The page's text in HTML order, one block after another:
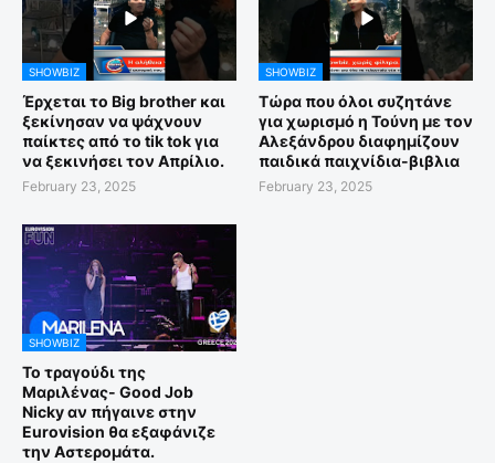
SHOWBIZ
Έρχεται το Big brother και
ξεκίνησαν να ψάχνουν
παίκτες από το tik tok για
να ξεκινήσει τον Απρίλιο.
February 23, 2025
SHOWBIZ
Τώρα που όλοι συζητάνε
για χωρισμό η Τούνη με τον
Αλεξάνδρου διαφημίζουν
παιδικά παιχνίδια-βιβλια
February 23, 2025
SHOWBIZ
Το τραγούδι της
Μαριλένας- Good Job
Nicky αν πήγαινε στην
Eurovision θα εξαφάνιζε
την Αστερομάτα.